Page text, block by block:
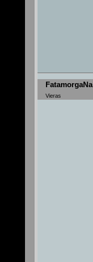
FatamorgaNa
Vieras